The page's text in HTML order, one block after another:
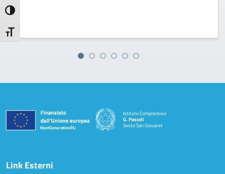
Attiva/disattiva alto contrasto
Attiva/disattiva dimensione testo
Istituto Comprensivo
G. Pascoli
Sesto San Giovanni
Link Esterni